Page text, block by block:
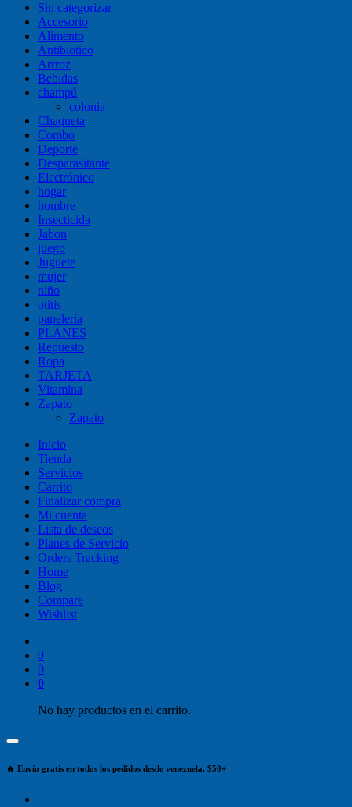
Sin categorizar
Accesorio
Alimento
Antibiotico
Arrroz
Bebidas
champú
colonia
Chaqueta
Combo
Deporte
Desparasitante
Electrónico
hogar
hombre
Insecticida
Jabon
juego
Juguete
mujer
niño
otitis
papelería
PLANES
Repuesto
Ropa
TARJETA
Vitamina
Zapato
Zapato
Inicio
Tienda
Servicios
Carrito
Finalizar compra
Mi cuenta
Lista de deseos
Planes de Servicio
Orders Tracking
Home
Blog
Compare
Wishlist
0
0
0
No hay productos en el carrito.
🔥 Envío gratis en todos los pedidos desde venezuela. $50+